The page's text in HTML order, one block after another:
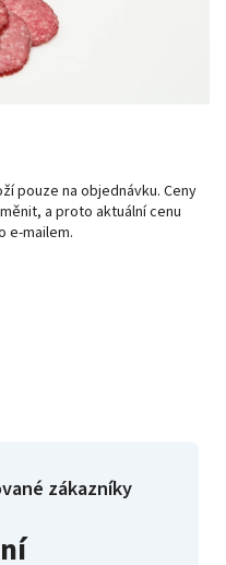
zákazníky
pouze na objednávku. Ceny
a proto aktuální cenu
e-mailem.